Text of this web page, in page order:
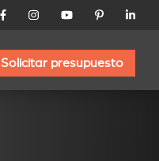
Solicitar presupuesto